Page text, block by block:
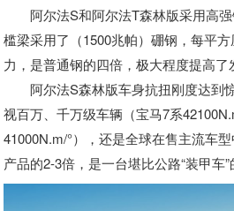
阿尔法S和阿尔法T森林版采用高
槛梁采用了（1500兆帕）硼钢，每平
力，是普通钢的四倍，极大程度提高了
阿尔法S森林版车身抗扭刚度达到
视百万、千万级车辆（宝马7系
41000N.m/°），还是全球在售主流车
产品的2-3倍，是一台堪比公路“装甲车”